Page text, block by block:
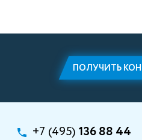
ПОЛУЧИТЬ
+7 (495) 136 88 44